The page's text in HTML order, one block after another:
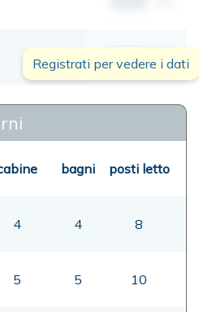
00,00 mt
Registrati per vedere i dati
bagni posti letto
4 4 8
5 5 10